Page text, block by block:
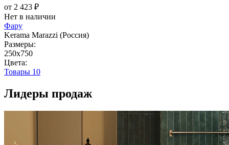
от 2 423 ₽
Нет в наличии
Фару
Kerama Marazzi (Россия)
Размеры:
250x750
Цвета:
Товары 10
Лидеры продаж